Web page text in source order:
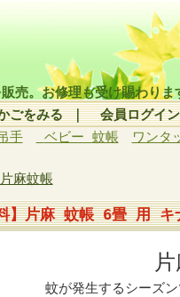
売。お修理も受け賜わりま
ごをみる｜ 会員ログイン
手 ベビー 蚊帳 ワンタ
片麻蚊帳
】片麻 蚊帳 6畳 用
蚊が発生するシーズ